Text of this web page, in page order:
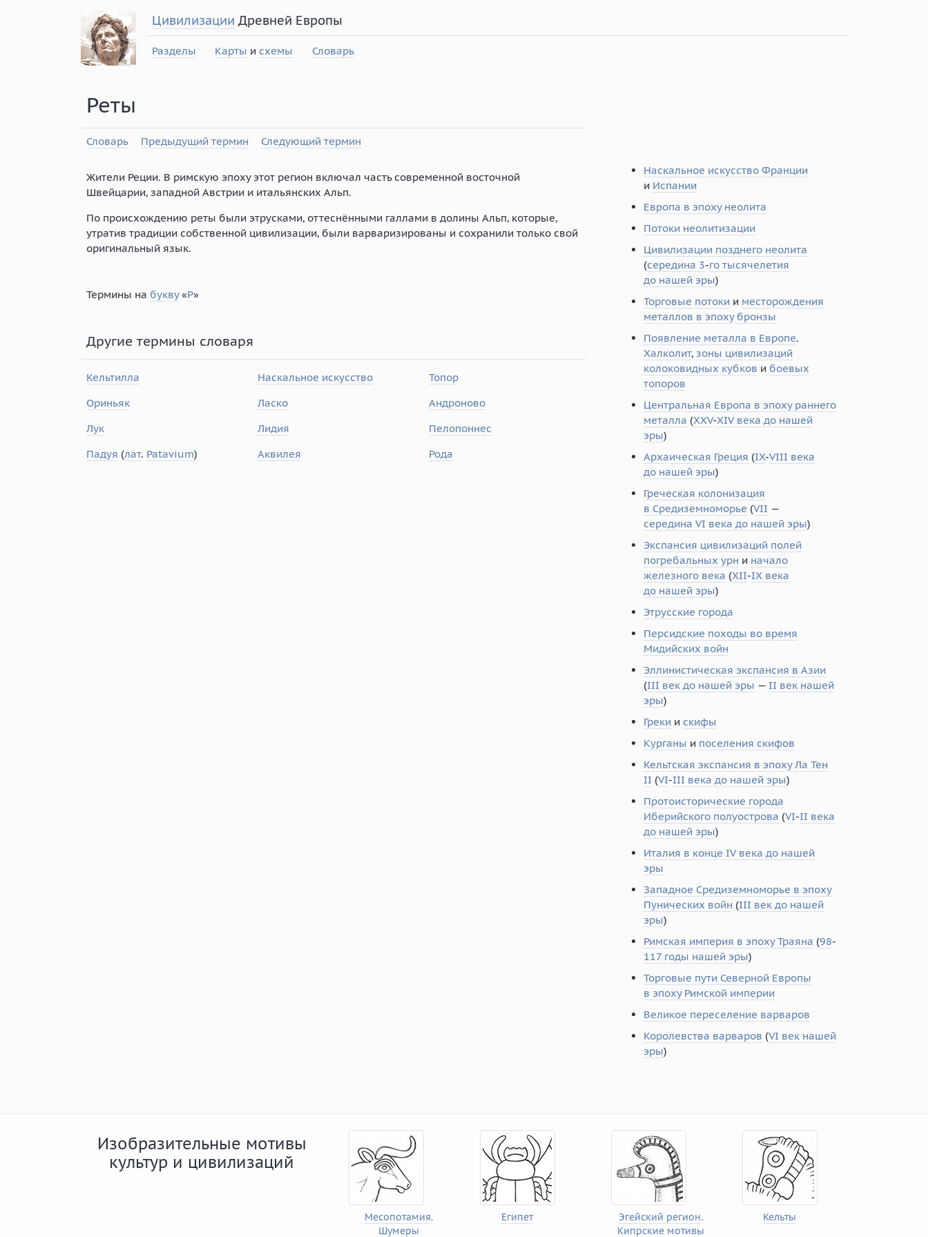
Цивилизации Древней Европы
Разделы Карты и схемы Словарь
Реты
Словарь Предыдущий термин Следующий термин
Жители Реции. В римскую эпоху этот регион включал часть современной восточной
Швейцарии, западной Австрии и итальянских Альп.
По происхождению реты были этрусками, оттеснёнными галлами в долины Альп, которые,
утратив традиции собственной цивилизации, были варваризированы и сохранили только свой
оригинальный язык.
Термины на букву«Р»
Другие термины словаря
Кельтилла Наскальное искусство
Топор
Ориньяк
Ласко
Андроново
Лук
Лидия
Пелопоннес
Падуя (лат. Patavium) Аквилея Рода
Наскальное искусство Франции
и Испании
Европа в эпоху неолита
Потоки неолитизации
Цивилизации позднего неолита
(середина 3-го тысячелетия
до нашей эры)
Торговые потоки и месторождения
металлов в эпоху бронзы
Появление металла в Европе.
Халколит, зоны цивилизаций
колоковидных кубков и боевых
топоров
Центральная Европа в эпоху раннего
металла (XXV-XIV века до нашей
эры)
Архаическая Греция (IX-VIII века
до нашей эры)
Греческая колонизация
в Средиземноморье (VII —
середина VI века до нашей эры)
Экспансия цивилизаций полей
погребальных урн и начало
железного века (XII-IX века
до нашей эры)
Этрусские города
Персидские походы во время
Мидийских войн
Эллинистическая экспансия в Азии
(III век до нашей эры — II век нашей
эры)
Греки и скифы
Курганы и поселения скифов
Кельтская экспансия в эпоху Ла Тен
II (VI-III века до нашей эры)
Протоисторические города
Иберийского полуострова (VI-II века
до нашей эры)
Италия в конце IV века до нашей
эры
Западное Средиземноморье в эпоху
Пунических войн (III век до нашей
эры)
Римская империя в эпоху Траяна (98-
117 годы нашей эры)
Торговые пути Северной Европы
в эпоху Римской империи
Великое переселение варваров
Королевства варваров (VI век нашей
эры)
Изобразительные мотивы
культур и цивилизаций
Месопотамия.
Шумеры
Египет Эгейский регион.
Кипрские мотивы
Кельты